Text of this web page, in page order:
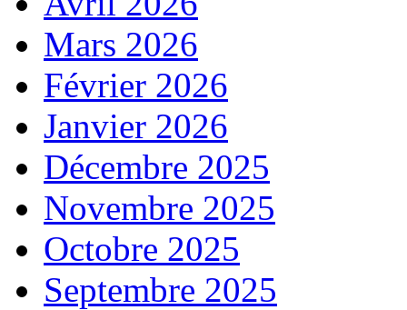
Mars 2026
Février 2026
Janvier 2026
Décembre 2025
Novembre 2025
Octobre 2025
Septembre 2025